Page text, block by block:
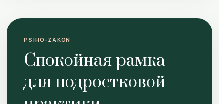
PSIHO-ZAKON
Спокойная рамка
для подростковой